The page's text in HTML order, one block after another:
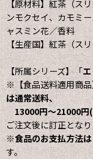
【原材料】紅茶（ス
ンモクセイ、カモミ
ャスミン花／香料
【生産国】紅茶（ス
【所属シリーズ】「
※【食品送料適用商
は通常送料、
13000円〜21000円
ご注文後に訂正とな
※食品のお支払方法は
す。